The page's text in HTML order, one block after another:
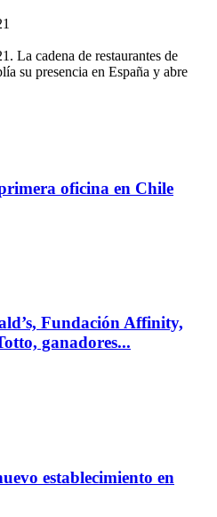
La cadena de restaurantes de
su presencia en España y abre
oficina en Chile
Fundación Affinity,
ganadores...
establecimiento en